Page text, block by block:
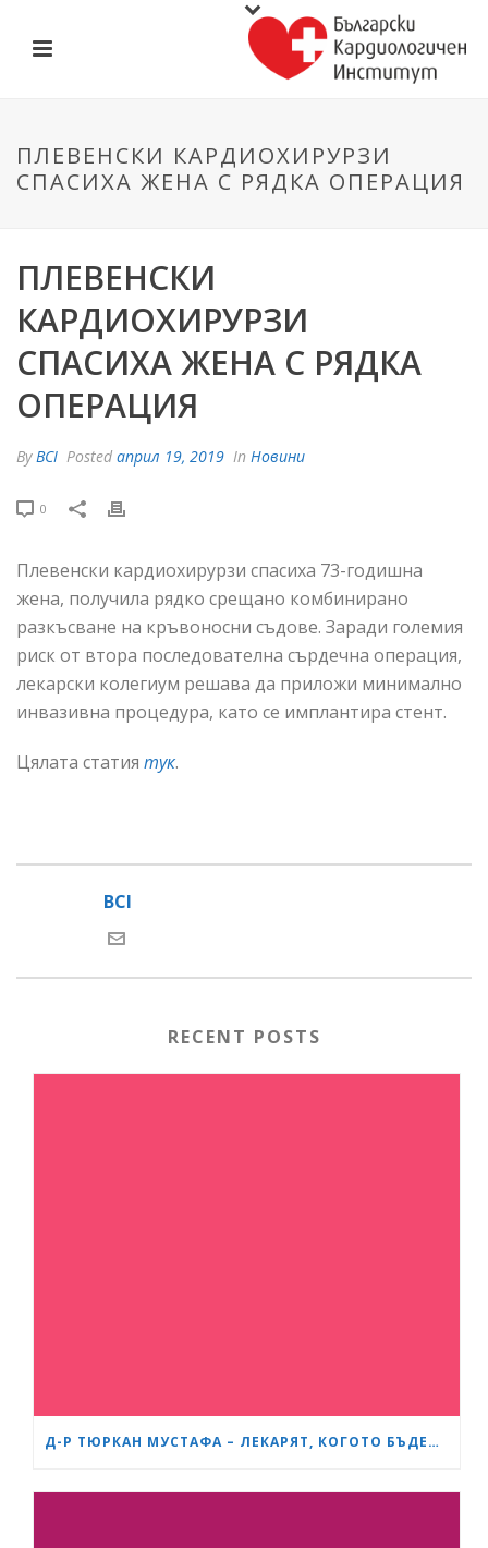
ПЛЕВЕНСКИ КАРДИОХИРУРЗИ
СПАСИХА ЖЕНА С РЯДКА ОПЕРАЦИЯ
ПЛЕВЕНСКИ
КАРДИОХИРУРЗИ
СПАСИХА ЖЕНА С РЯДКА
ОПЕРАЦИЯ
ByBCI Posted април 19, 2019 In Новини
0
Плевенски кардиохирурзи спасиха 73-годишна
жена, получила рядко срещано комбинирано
разкъсване на кръвоносни съдове. Заради големия
риск от втора последователна сърдечна операция,
лекарски колегиум решава да приложи минимално
инвазивна процедура, като се имплантира стент.
Цялата статия тук.
BCI
RECENT POSTS
Д-Р ТЮРКАН МУСТАФА – ЛЕКАРЯТ, КОГОТО БЪДЕЩИТЕ МАЙКИ В БУРГАС ЧЕСТО ПРЕПОРЪЧВАТ ЕДНА НА ДРУГА